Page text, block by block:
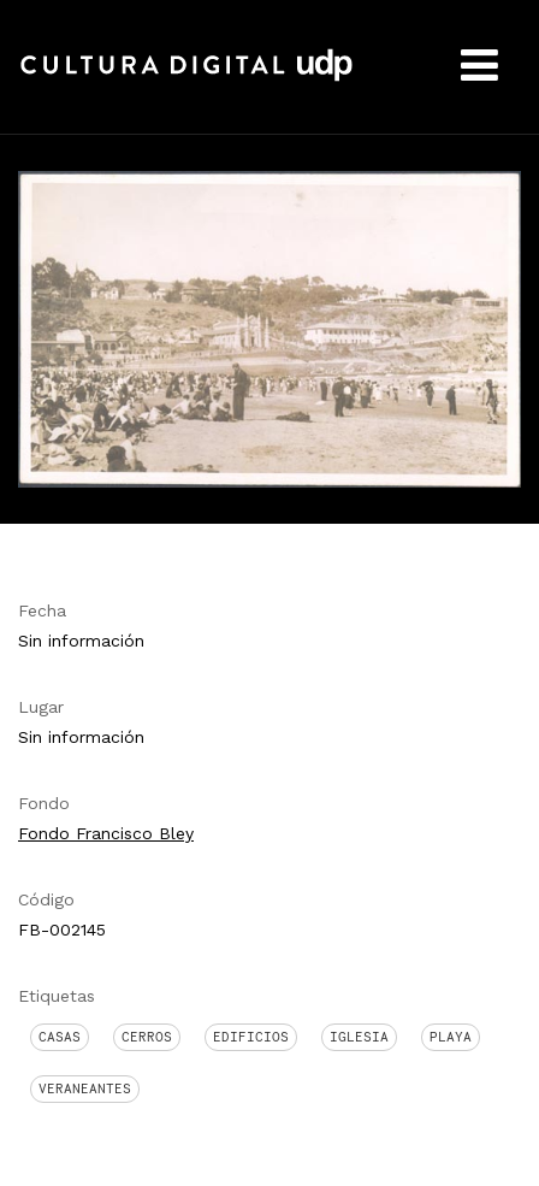
Fecha
Sin información
Lugar
Sin información
Fondo
Fondo Francisco Bley
Código
FB-002145
Etiquetas
CASAS CERROS EDIFICIOS IGLESIA PLAYA
VERANEANTES